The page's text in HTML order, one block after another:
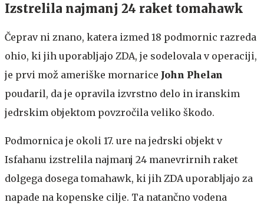
Izstrelila najmanj 24 raket tomahawk
Čeprav ni znano, katera izmed 18 podmornic razreda
ohio, ki jih uporabljajo ZDA, je sodelovala v operaciji,
je prvi mož ameriške mornarice John Phelan
poudaril, da je opravila izvrstno delo in iranskim
jedrskim objektom povzročila veliko škodo.
Podmornica je okoli 17. ure na jedrski objekt v
Isfahanu izstrelila najmanj 24 manevrirnih raket
dolgega dosega tomahawk, ki jih ZDA uporabljajo za
napade na kopenske cilje. Ta natančno vodena